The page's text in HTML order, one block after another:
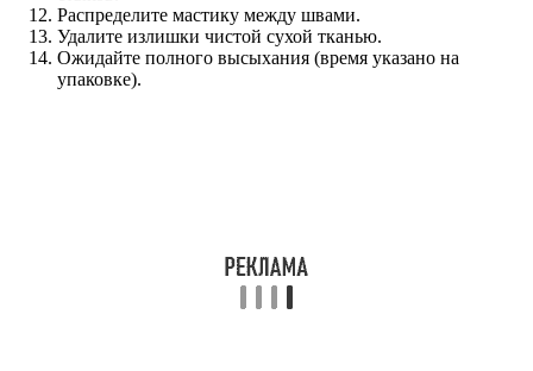
Распределите мастику между швами.
Удалите излишки чистой сухой тканью.
Ожидайте полного высыхания (время указано на
упаковке).